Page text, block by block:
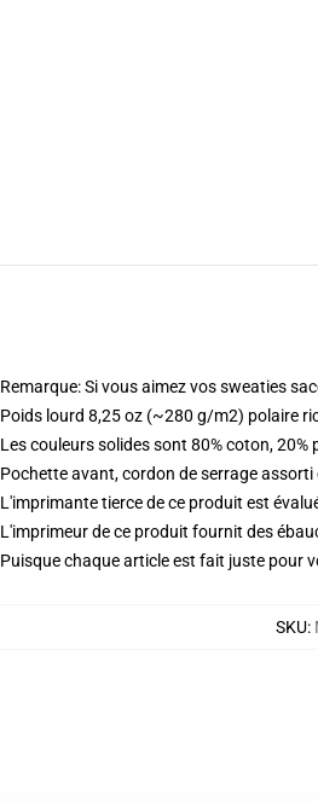
Remarque: Si vous aimez vos sweaties
Poids lourd 8,25 oz (~280 g/m2) polaire
Les couleurs solides sont 80% coton,
Pochette avant, cordon de serrage
L'imprimante tierce de ce produit est
L'imprimeur de ce produit fournit des
Puisque chaque article est fait juste pour
SKU: